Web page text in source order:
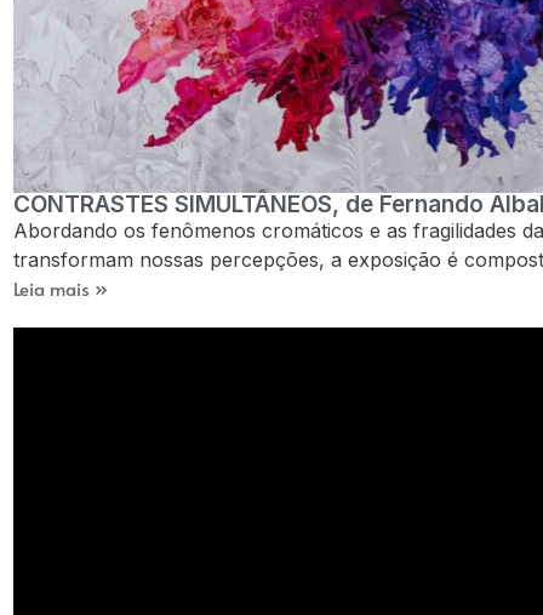
CONTRASTES SIMULTÂNEOS, de Fernando
Abordando os fenômenos cromáticos e as fragilidades
transformam nossas percepções, a exposição é
Leia mais »